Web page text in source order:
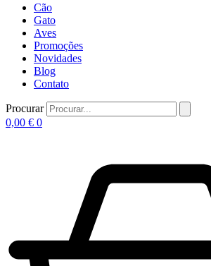
Cão
Gato
Aves
Promoções
Novidades
Blog
Contato
Procurar
0,00 € 0